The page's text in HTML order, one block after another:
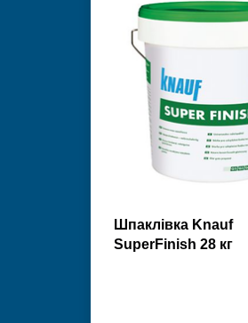
Шпаклівка Knauf
SuperFinish 28 кг